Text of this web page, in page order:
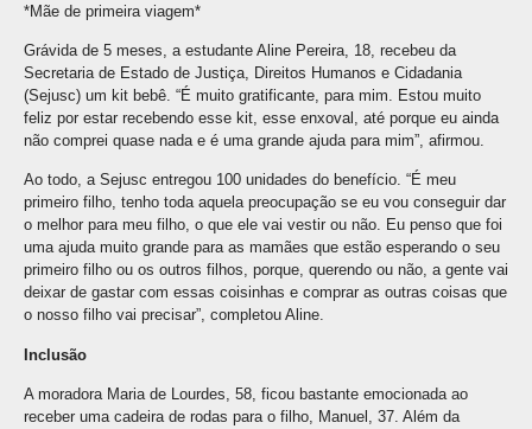
*Mãe de primeira viagem*
Grávida de 5 meses, a estudante Aline Pereira, 18, recebeu da
Secretaria de Estado de Justiça, Direitos Humanos e Cidadania
(Sejusc) um kit bebê. “É muito gratificante, para mim. Estou muito
feliz por estar recebendo esse kit, esse enxoval, até porque eu ainda
não comprei quase nada e é uma grande ajuda para mim”, afirmou.
Ao todo, a Sejusc entregou 100 unidades do benefício. “É meu
primeiro filho, tenho toda aquela preocupação se eu vou conseguir dar
o melhor para meu filho, o que ele vai vestir ou não. Eu penso que foi
uma ajuda muito grande para as mamães que estão esperando o seu
primeiro filho ou os outros filhos, porque, querendo ou não, a gente vai
deixar de gastar com essas coisinhas e comprar as outras coisas que
o nosso filho vai precisar”, completou Aline.
Inclusão
A moradora Maria de Lourdes, 58, ficou bastante emocionada ao
receber uma cadeira de rodas para o filho, Manuel, 37. Além da